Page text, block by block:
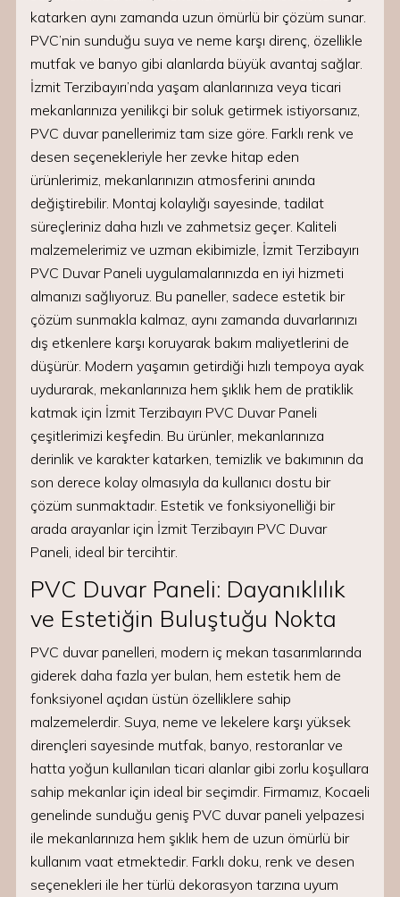
katarken aynı zamanda uzun ömürlü bir çözüm sunar.
PVC’nin sunduğu suya ve neme karşı direnç, özellikle
mutfak ve banyo gibi alanlarda büyük avantaj sağlar.
İzmit Terzibayırı’nda yaşam alanlarınıza veya ticari
mekanlarınıza yenilikçi bir soluk getirmek istiyorsanız,
PVC duvar panellerimiz tam size göre. Farklı renk ve
desen seçenekleriyle her zevke hitap eden
ürünlerimiz, mekanlarınızın atmosferini anında
değiştirebilir. Montaj kolaylığı sayesinde, tadilat
süreçleriniz daha hızlı ve zahmetsiz geçer. Kaliteli
malzemelerimiz ve uzman ekibimizle, İzmit Terzibayırı
PVC Duvar Paneli uygulamalarınızda en iyi hizmeti
almanızı sağlıyoruz. Bu paneller, sadece estetik bir
çözüm sunmakla kalmaz, aynı zamanda duvarlarınızı
dış etkenlere karşı koruyarak bakım maliyetlerini de
düşürür. Modern yaşamın getirdiği hızlı tempoya ayak
uydurarak, mekanlarınıza hem şıklık hem de pratiklik
katmak için İzmit Terzibayırı PVC Duvar Paneli
çeşitlerimizi keşfedin. Bu ürünler, mekanlarınıza
derinlik ve karakter katarken, temizlik ve bakımının da
son derece kolay olmasıyla da kullanıcı dostu bir
çözüm sunmaktadır. Estetik ve fonksiyonelliği bir
arada arayanlar için İzmit Terzibayırı PVC Duvar
Paneli, ideal bir tercihtir.
PVC Duvar Paneli: Dayanıklılık
ve Estetiğin Buluştuğu Nokta
PVC duvar panelleri, modern iç mekan tasarımlarında
giderek daha fazla yer bulan, hem estetik hem de
fonksiyonel açıdan üstün özelliklere sahip
malzemelerdir. Suya, neme ve lekelere karşı yüksek
dirençleri sayesinde mutfak, banyo, restoranlar ve
hatta yoğun kullanılan ticari alanlar gibi zorlu koşullara
sahip mekanlar için ideal bir seçimdir. Firmamız, Kocaeli
genelinde sunduğu geniş PVC duvar paneli yelpazesi
ile mekanlarınıza hem şıklık hem de uzun ömürlü bir
kullanım vaat etmektedir. Farklı doku, renk ve desen
seçenekleri ile her türlü dekorasyon tarzına uyum